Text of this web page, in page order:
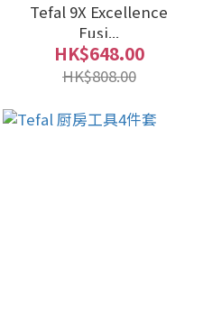
Tefal 9X Excellence
Fusi...
HK$648.00
HK$808.00